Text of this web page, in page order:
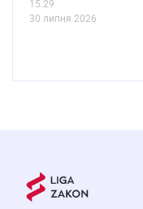
15.29
30 липня 2026